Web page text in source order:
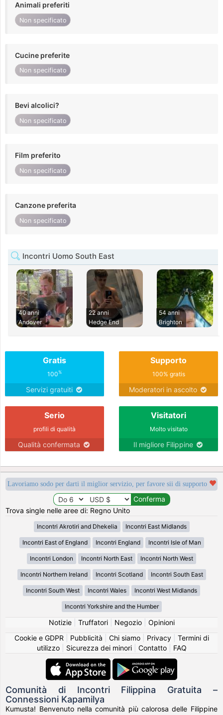
Animali preferiti
Non specificato
Cucine preferite
Non specificato
Bevi alcolici?
Non specificato
Film preferito
Non specificato
Canzone preferita
Non specificato
Incontri Uomo South East
40 anni
Andover
22 anni
Hedge End
54 anni
Brighton
Gratis
100%
Servizi gratuiti
Supporto
100% gratis
Moderatori in ascolto
Serio
profili di qualità
Qualità confermata
Visitatori
Molto visitato
Il migliore Filippine
Lavoriamo sodo per darti il miglior servizio, per favore sii di supporto
Trova single nelle aree di: Regno Unito
Incontri Akrotiri and Dhekelia Incontri East Midlands
Incontri East of England Incontri England Incontri Isle of Man
Incontri London Incontri North East Incontri North West
Incontri Northern Ireland Incontri Scotland Incontri South East
Incontri South West Incontri Wales Incontri West Midlands
Incontri Yorkshire and the Humber
Notizie| Truffatori| Negozio| Opinioni
Cookie e GDPR
Pubblicità Chi siamo| Privacy| Termini di
utilizzo| Sicurezza dei minori| Contatto| FAQ
Comunità di Incontri Filippina Gratuita –
Connessioni Kapamilya
Kumusta! Benvenuto nella comunità più calorosa delle Filippine